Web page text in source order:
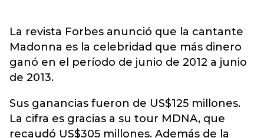
La revista Forbes anunció que la cantante
Madonna es la celebridad que más dinero
ganó en el período de junio de 2012 a junio
de 2013.
Sus ganancias fueron de US$125 millones.
La cifra es gracias a su tour MDNA, que
recaudó US$305 millones. Además de la